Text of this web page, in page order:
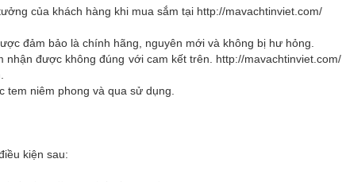
của khách hàng khi mua sắm tại http://mavachtinviet.com/
đảm bảo là chính hãng, nguyên mới và không bị hư hỏng.
được không đúng với cam kết trên. http://mavachtinviet.com/
tem niêm phong và qua sử dụng.
kiện sau: